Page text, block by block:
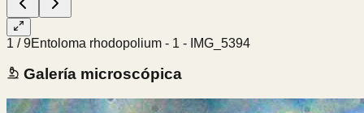
1 /9Entoloma rhodopolium - 1 - IMG_5394
Galería microscópica